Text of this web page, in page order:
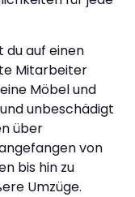
du auf einen
Mitarbeiter
Möbel und
unbeschädigt
über
von
bis hin zu
Umzüge.